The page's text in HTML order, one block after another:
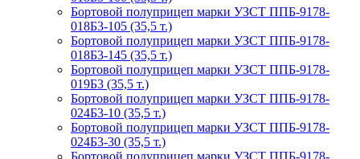
Бортовой полуприцеп марки УЗСТ ППБ-9178-
018Б3-105 (35,5 т.)
Бортовой полуприцеп марки УЗСТ ППБ-9178-
018Б3-145 (35,5 т.)
Бортовой полуприцеп марки УЗСТ ППБ-9178-
019Б3 (35,5 т.)
Бортовой полуприцеп марки УЗСТ ППБ-9178-
024Б3-10 (35,5 т.)
Бортовой полуприцеп марки УЗСТ ППБ-9178-
024Б3-30 (35,5 т.)
Бортовой полуприцеп марки УЗСТ ППБ-9178-